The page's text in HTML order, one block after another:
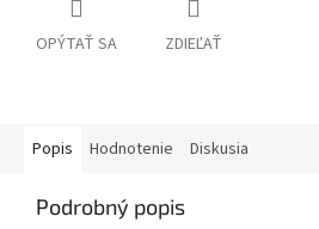
OPÝTAŤ SA ZDIEĽAŤ
Popis Hodnotenie Diskusia
Podrobný popis